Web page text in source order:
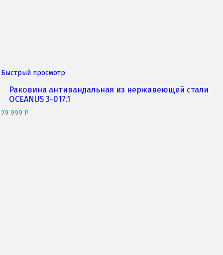
Быстрый просмотр
Раковина антивандальная из нержавеющей стали
OCEANUS 3-017.1
29 999 Р